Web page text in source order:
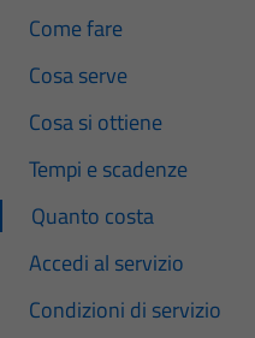
Come fare
Cosa serve
Cosa si ottiene
Tempi e scadenze
Quanto costa
Accedi al servizio
Condizioni di servizio